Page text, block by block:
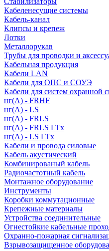
Кабеленесущие системы
Кабель-канал
Клипсы и крепеж
Лотки
Металлорукав
Трубы для проводки и
Кабельная продукция
Кабели LAN
Кабели для ОПС и СОУЭ
Кабели для систем охранной
нг(A) - FRHF
нг(A) - LS
нг(А) - FRLS
нг(А) - FRLS LTx
нг(А) - LS LTx
Кабели и провода силовые
Кабель акустический
Комбинированый кабель
Радиочастотный кабель
Монтажное оборудование
Инструменты
Коробки коммутационные
Крепежные материалы
Устройства соединительные
Огнестойкие кабельные
Охранно-пожарная
Взрывозащищенное